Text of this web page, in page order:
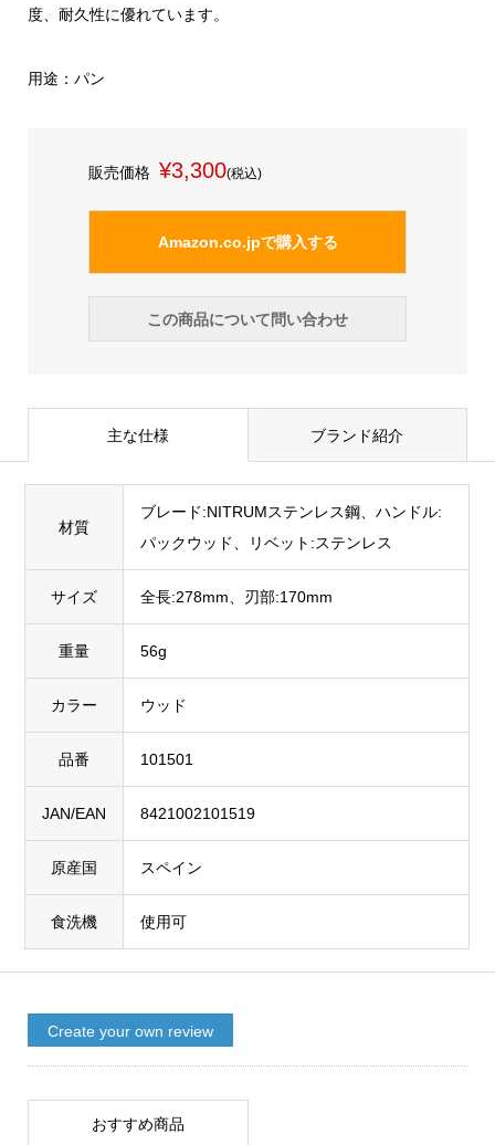
度、耐久性に優れています。
用途：パン
販売価格 ¥3,300(税込)
Amazon.co.jpで購入する
この商品について問い合わせ
主な仕様 ブランド紹介
材質
ブレード:NITRUMステンレス鋼、ハンドル:
パックウッド、リベット:ステンレス
サイズ 全長:278mm、刃部:170mm
重量 56g
カラー ウッド
品番 101501
JAN/EAN 8421002101519
原産国 スペイン
食洗機 使用可
Create your own review
おすすめ商品